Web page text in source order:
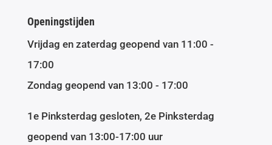
Openingstijden
Vrijdag en zaterdag geopend van 11:00 -
17:00
Zondag geopend van 13:00 - 17:00
1e Pinksterdag gesloten, 2e Pinksterdag
geopend van 13:00-17:00 uur